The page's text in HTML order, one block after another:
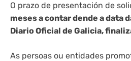
O prazo de presentación de
meses a contar dende a data
Diario Oficial de Galicia,
As persoas ou entidades